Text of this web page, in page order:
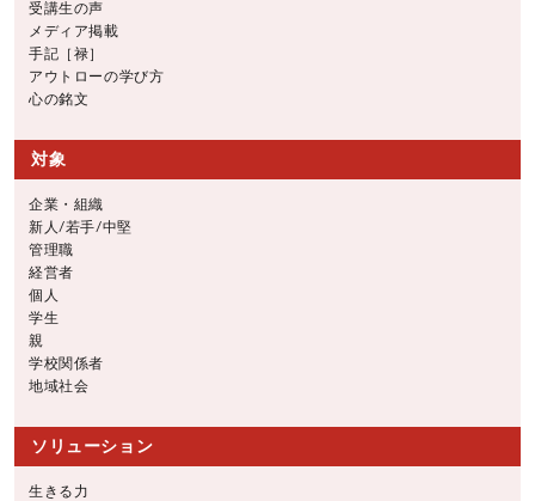
受講生の声
メディア掲載
手記［禄］
アウトローの学び方
心の銘文
対象
企業・組織
新人/若手/中堅
管理職
経営者
個人
学生
親
学校関係者
地域社会
ソリューション
生きる力